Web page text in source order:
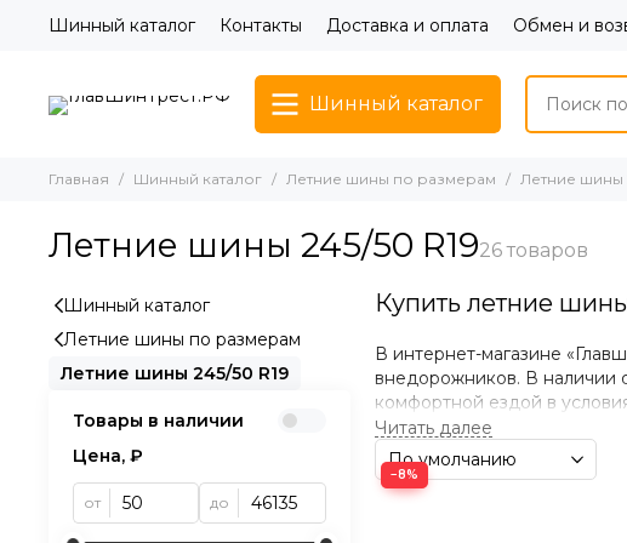
Шинный каталог Контакты Доставка и оплата Обмен и
Шинный каталог
Главная Шинный каталог Летние шины по размерам Летние шины
Летние шины 245/50 R19
Купить летние
В интернет-магазине
внедорожников. В наличии
комфортной ездой в
по всей России через
Преимущества
−8%
Шинный каталог
Летние шины по размерам
Летние шины 245/50 R19
Товары в наличии
Цена, ₽
от до